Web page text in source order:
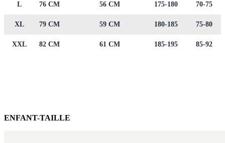
L 76 CM 56 CM 175-180 70-75
XL 79 CM 59 CM 180-185 75-80
XXL 82 CM 61 CM 185-195 85-92
ENFANT-TAILLE